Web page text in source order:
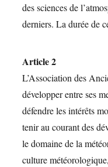
des sciences de
derniers. La durée de
Article 2
L’Association des
développer entre ses
défendre les intérêts
tenir au courant des
le domaine de la
culture